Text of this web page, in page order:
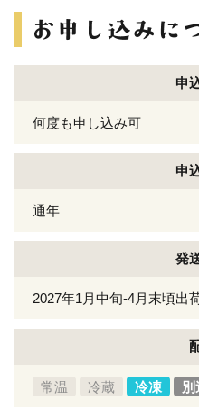
申
何度も申し込み可
申
通年
発
2027年1月中旬-4月末頃出
常温 冷蔵 冷凍